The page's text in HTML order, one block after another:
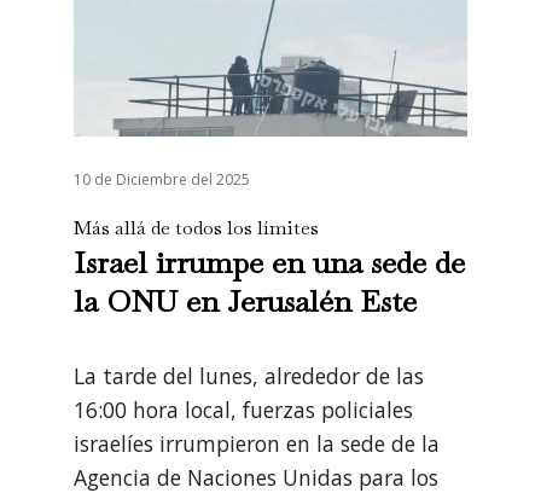
10 de Diciembre del 2025
Más allá de todos los límites
Israel irrumpe en una sede de
la ONU en Jerusalén Este
La tarde del lunes, alrededor de las
16:00 hora local, fuerzas policiales
israelíes irrumpieron en la sede de la
Agencia de Naciones Unidas para los